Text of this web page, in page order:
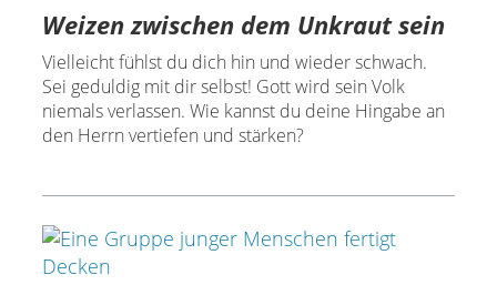
Weizen zwischen dem Unkraut sein
Vielleicht fühlst du dich hin und wieder schwach.
Sei geduldig mit dir selbst! Gott wird sein Volk
niemals verlassen. Wie kannst du deine Hingabe an
den Herrn vertiefen und stärken?